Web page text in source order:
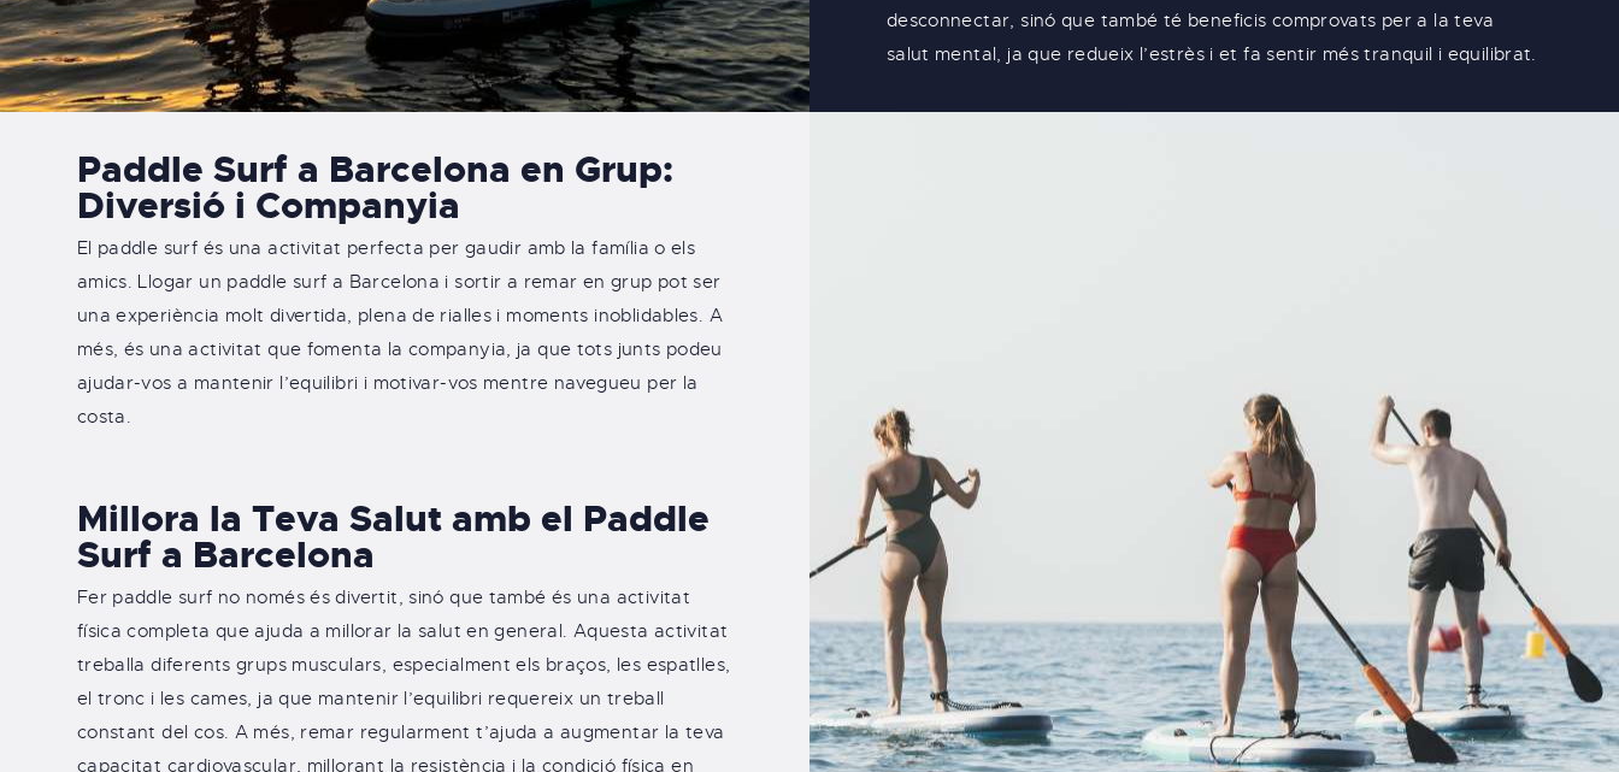
desconnectar, sinó que també té beneficis comprovats per a la teva
salut mental, ja que redueix l’estrès i et fa sentir més tranquil i equilibrat.
Paddle Surf a Barcelona en Grup:
Diversió i Companyia​
El paddle surf és una activitat perfecta per gaudir amb la família o els
amics. Llogar un paddle surf a Barcelona i sortir a remar en grup pot ser
una experiència molt divertida, plena de rialles i moments inoblidables. A
més, és una activitat que fomenta la companyia, ja que tots junts podeu
ajudar-vos a mantenir l’equilibri i motivar-vos mentre navegueu per la
costa.
Millora la Teva Salut amb el Paddle
Surf a Barcelona​
Fer paddle surf no només és divertit, sinó que també és una activitat
física completa que ajuda a millorar la salut en general. Aquesta activitat
treballa diferents grups musculars, especialment els braços, les espatlles,
el tronc i les cames, ja que mantenir l’equilibri requereix un treball
constant del cos. A més, remar regularment t’ajuda a augmentar la teva
capacitat cardiovascular, millorant la resistència i la condició física en